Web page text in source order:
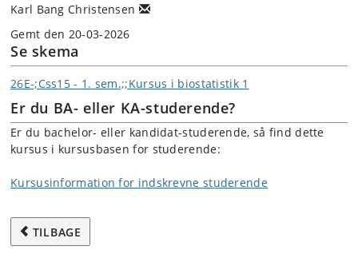
Karl Bang Christensen
Gemt den 20-03-2026
Se skema
26E-;Css15 - 1. sem.;;Kursus i biostatistik 1
Er du BA- eller KA-studerende?
Er du bachelor- eller kandidat-studerende, så find dette
kursus i kursusbasen for studerende:
Kursusinformation for indskrevne studerende
TILBAGE